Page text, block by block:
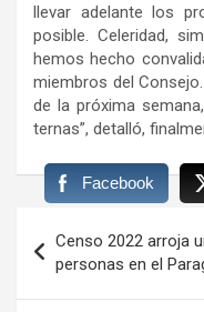
llevar adelante los
posible. Celeridad,
hemos hecho
miembros del
de la próxima
ternas”, detalló,
Facebook
de
entradas
Censo 2022 arroja
personas en el